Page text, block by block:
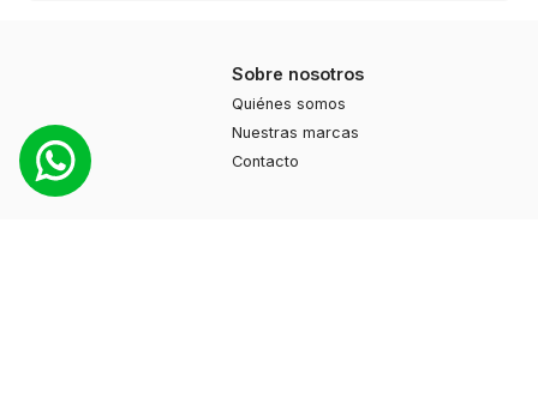
Sobre nosotros
Quiénes somos
Nuestras marcas
Contacto